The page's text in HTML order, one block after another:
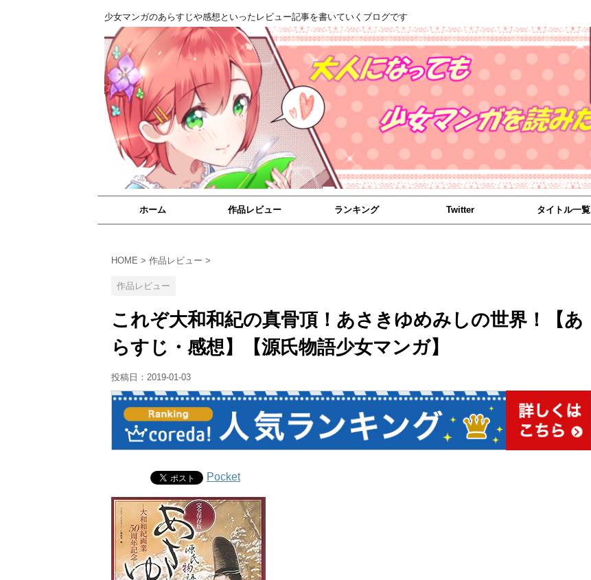
少女マンガのあらすじや感想といったレビュー記事を書いていくブログです
ホーム 作品レビュー ランキング Twitter タイトル一覧
HOME > 作品レビュー >
作品レビュー
これぞ大和和紀の真骨頂！あさきゆめみしの世界！【あ
らすじ・感想】【源氏物語少女マンガ】
投稿日： 2019-01-03
Pocket